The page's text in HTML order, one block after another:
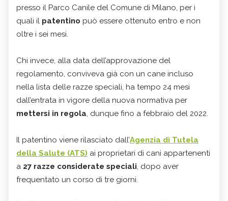
presso il Parco Canile del Comune di Milano, per i
quali il patentino può essere ottenuto entro e non
oltre i sei mesi.
Chi invece, alla data dell’approvazione del
regolamento, conviveva già con un cane incluso
nella lista delle razze speciali, ha tempo 24 mesi
dall’entrata in vigore della nuova normativa per
mettersi in regola, dunque fino a febbraio del 2022.
Il patentino viene rilasciato dall’Agenzia di Tutela
della Salute (ATS) ai proprietari di cani appartenenti
a 27 razze considerate speciali, dopo aver
frequentato un corso di tre giorni.